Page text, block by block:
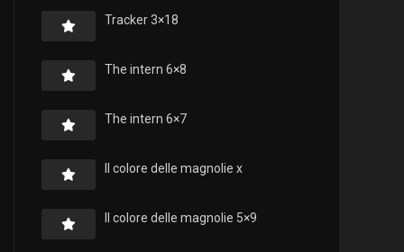
Tracker 3×18
The intern 6×8
The intern 6×7
Il colore delle magnolie x
Il colore delle magnolie 5×9